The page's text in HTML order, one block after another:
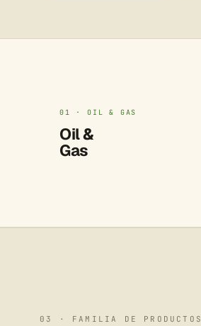
01 · OIL & GAS
Oil &
Gas
03 · FAMILIA DE PRODUCTOS